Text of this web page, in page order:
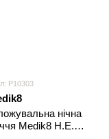
P10303
нічна
Medik8 H.E.O.